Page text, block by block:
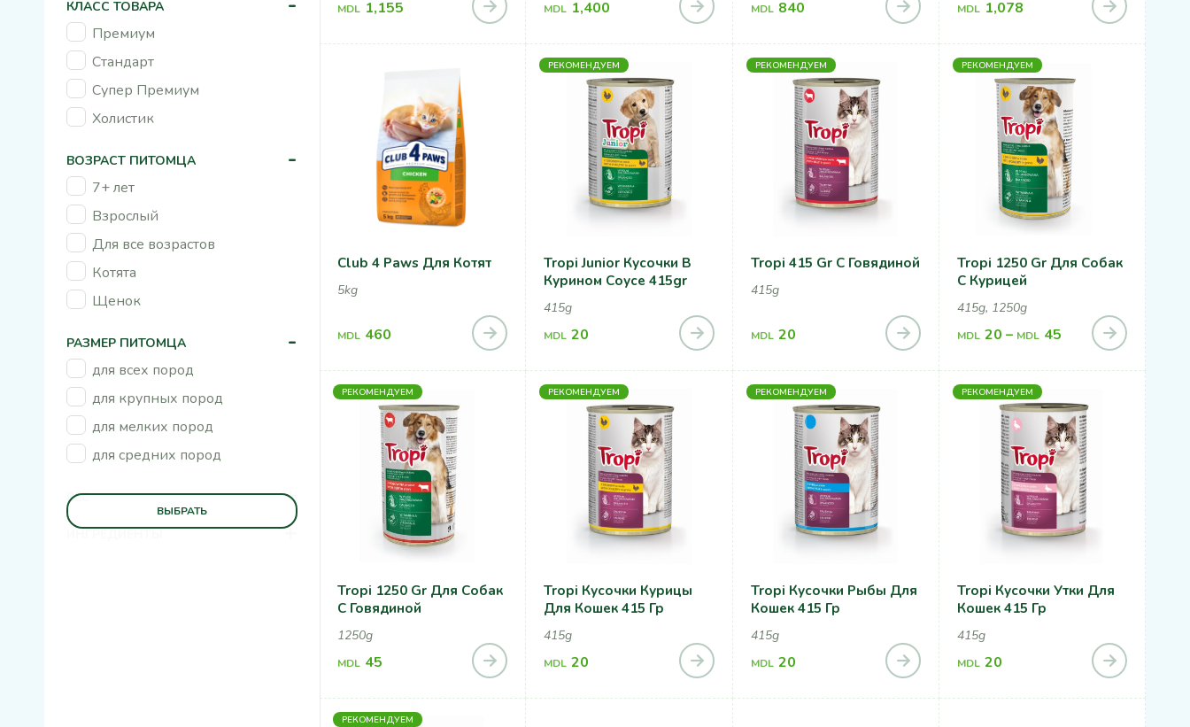
КЛАСС ТОВАРА
Премиум
Стандарт
Супер Премиум
Холистик
ВОЗРАСТ ПИТОМЦА -
7+ лет
Взрослый
Для все возрастов
Котята
Щенок
РАЗМЕР ПИТОМЦА -
для всех пород
для крупных пород
для мелких пород
для средних пород
ВЕС +
ИНГРЕДИЕНТЫ +
ВЫБРАТЬ
MDL 1,155 MDL 1,400 MDL 840 MDL 1,078
Club 4 Paws Для Котят
5kg
MDL 460
РЕКОМЕНДУЕМ
Tropi Junior Кусочки В
Курином Соусе 415gr
415g
MDL 20
РЕКОМЕНДУЕМ
Tropi 415 Gr С Говядиной
415g
MDL 20
РЕКОМЕНДУЕМ
Tropi 1250 Gr Для Собак
С Курицей
415g, 1250g
MDL 20 – MDL 45
РЕКОМЕНДУЕМ
Tropi 1250 Gr Для Собак
С Говядиной
1250g
MDL 45
РЕКОМЕНДУЕМ
Tropi Кусочки Курицы
Для Кошек 415 Гр
415g
MDL 20
РЕКОМЕНДУЕМ
Tropi Кусочки Рыбы Для
Кошек 415 Гр
415g
MDL 20
РЕКОМЕНДУЕМ
Tropi Кусочки Утки Для
Кошек 415 Гр
415g
MDL 20
РЕКОМЕНДУЕМ